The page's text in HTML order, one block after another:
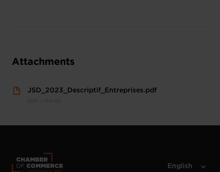
Attachments
JSD_2023_Descriptif_Entreprises.pdf